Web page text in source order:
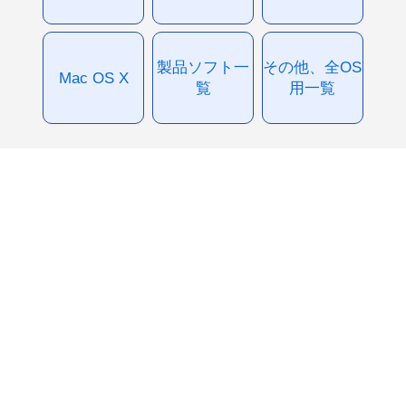
Mac OS X
製品ソフト一
覧
その他、全OS
用一覧